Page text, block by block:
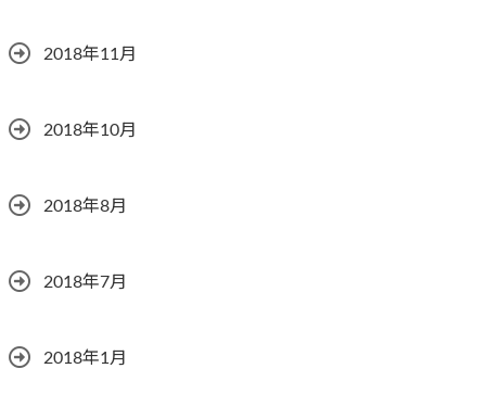
2018年11月
2018年10月
2018年8月
2018年7月
2018年1月